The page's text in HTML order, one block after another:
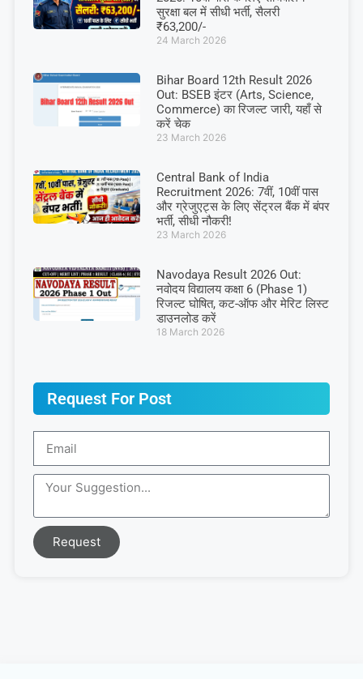
सुरक्षा बल में सीधी भर्ती, सैलरी
₹63,200/-
24 March 2026
Bihar Board 12th Result 2026
Out: BSEB इंटर (Arts, Science,
Commerce) का रिजल्ट जारी, यहाँ से
करें चेक
23 March 2026
Central Bank of India
Recruitment 2026: 7वीं, 10वीं पास
और ग्रेजुएट्स के लिए सेंट्रल बैंक में बंपर
भर्ती, सीधी नौकरी!
23 March 2026
Navodaya Result 2026 Out:
नवोदय विद्यालय कक्षा 6 (Phase 1)
रिजल्ट घोषित, कट-ऑफ और मेरिट लिस्ट
डाउनलोड करें
18 March 2026
Request For Post
Request